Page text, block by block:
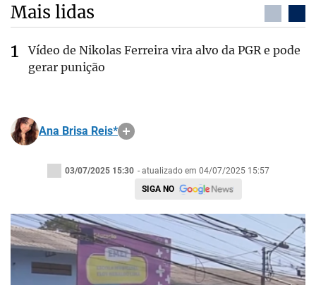
Mais lidas
Vídeo de Nikolas Ferreira vira alvo da PGR e pode
gerar punição
Ana Brisa Reis*
03/07/2025 15:30 - atualizado em 04/07/2025 15:57
SIGA NO